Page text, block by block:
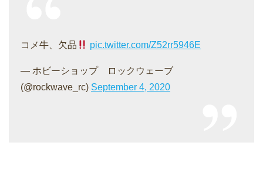
コメ牛、欠品 pic.twitter.com/Z52rr5946E
— ホビーショップ ロックウェーブ
(@rockwave_rc) September 4, 2020